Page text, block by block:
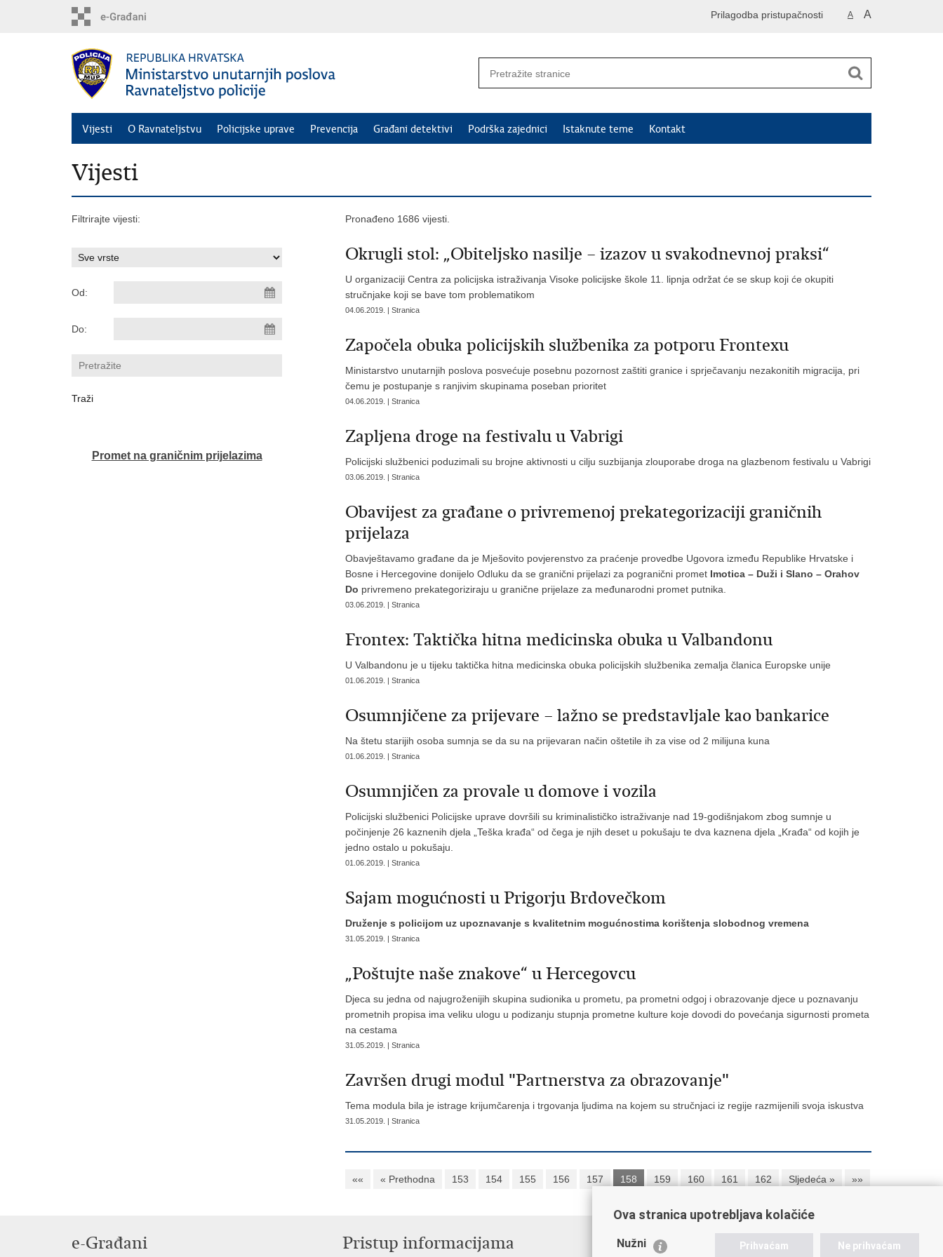
A A
Prilagodba pristupačnosti
Vijesti O Ravnateljstvu Policijske uprave Prevencija Građani detektivi Podrška zajednici Istaknute teme Kontakt
Vijesti
Filtrirajte vijesti:
Od:
Do:
Promet na graničnim prijelazima
Pronađeno 1686 vijesti.
Okrugli stol: „Obiteljsko nasilje – izazov u svakodnevnoj praksi“
U organizaciji Centra za policijska istraživanja Visoke policijske škole 11. lipnja održat će se skup koji će okupiti
stručnjake koji se bave tom problematikom
04.06.2019. | Stranica
Započela obuka policijskih službenika za potporu Frontexu
Ministarstvo unutarnjih poslova posvećuje posebnu pozornost zaštiti granice i sprječavanju nezakonitih migracija, pri
čemu je postupanje s ranjivim skupinama poseban prioritet
04.06.2019. | Stranica
Zapljena droge na festivalu u Vabrigi
Policijski službenici poduzimali su brojne aktivnosti u cilju suzbijanja zlouporabe droga na glazbenom festivalu u Vabrigi
03.06.2019. | Stranica
Obavijest za građane o privremenoj prekategorizaciji graničnih
prijelaza
Obavještavamo građane da je Mješovito povjerenstvo za praćenje provedbe Ugovora između Republike Hrvatske i
Bosne i Hercegovine donijelo Odluku da se granični prijelazi za pogranični promet Imotica – Duži i Slano – Orahov
Do privremeno prekategoriziraju u granične prijelaze za međunarodni promet putnika.
03.06.2019. | Stranica
Frontex: Taktička hitna medicinska obuka u Valbandonu
U Valbandonu je u tijeku taktička hitna medicinska obuka policijskih službenika zemalja članica Europske unije
01.06.2019. | Stranica
Osumnjičene za prijevare – lažno se predstavljale kao bankarice
Na štetu starijih osoba sumnja se da su na prijevaran način oštetile ih za vise od 2 milijuna kuna
01.06.2019. | Stranica
Osumnjičen za provale u domove i vozila
Policijski službenici Policijske uprave dovršili su kriminalističko istraživanje nad 19-godišnjakom zbog sumnje u
počinjenje 26 kaznenih djela „Teška krađa“ od čega je njih deset u pokušaju te dva kaznena djela „Krađa“ od kojih je
jedno ostalo u pokušaju.
01.06.2019. | Stranica
Sajam mogućnosti u Prigorju Brdovečkom
Druženje s policijom uz upoznavanje s kvalitetnim mogućnostima korištenja slobodnog vremena
31.05.2019. | Stranica
„Poštujte naše znakove“ u Hercegovcu
Djeca su jedna od najugroženijih skupina sudionika u prometu, pa prometni odgoj i obrazovanje djece u poznavanju
prometnih propisa ima veliku ulogu u podizanju stupnja prometne kulture koje dovodi do povećanja sigurnosti prometa
na cestama
31.05.2019. | Stranica
Završen drugi modul "Partnerstva za obrazovanje"
Tema modula bila je istrage krijumčarenja i trgovanja ljudima na kojem su stručnjaci iz regije razmijenili svoja iskustva
31.05.2019. | Stranica
«« « Prethodna 153 154 155 156 157 158 159 160 161 162 Sljedeća » »»
e-Građani Pristup informacijama Važne poveznice
Ova stranica upotrebljava kolačiće
Nužni Prihvaćam Ne prihvaćam